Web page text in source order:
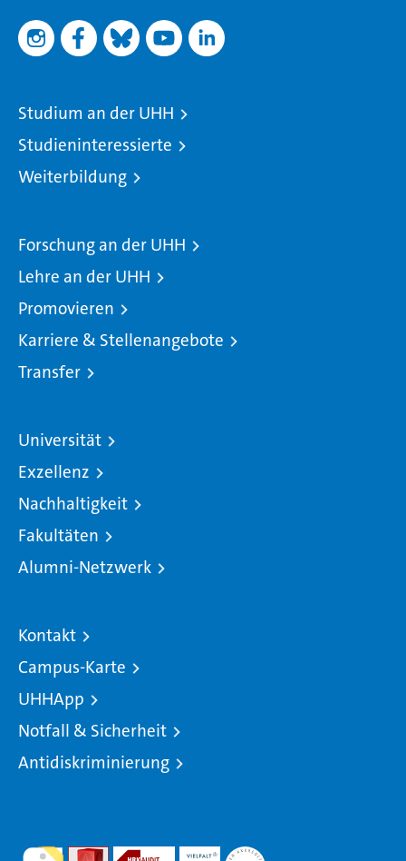
Studium an der UHH
Studieninteressierte
Weiterbildung
Forschung an der UHH
Lehre an der UHH
Promovieren
Karriere & Stellenangebote
Transfer
Universität
Exzellenz
Nachhaltigkeit
Fakultäten
Alumni-Netzwerk
Kontakt
Campus-Karte
UHHApp
Notfall & Sicherheit
Antidiskriminierung